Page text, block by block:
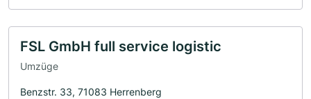
FSL GmbH full service logistic
Umzüge
Benzstr. 33, 71083 Herrenberg